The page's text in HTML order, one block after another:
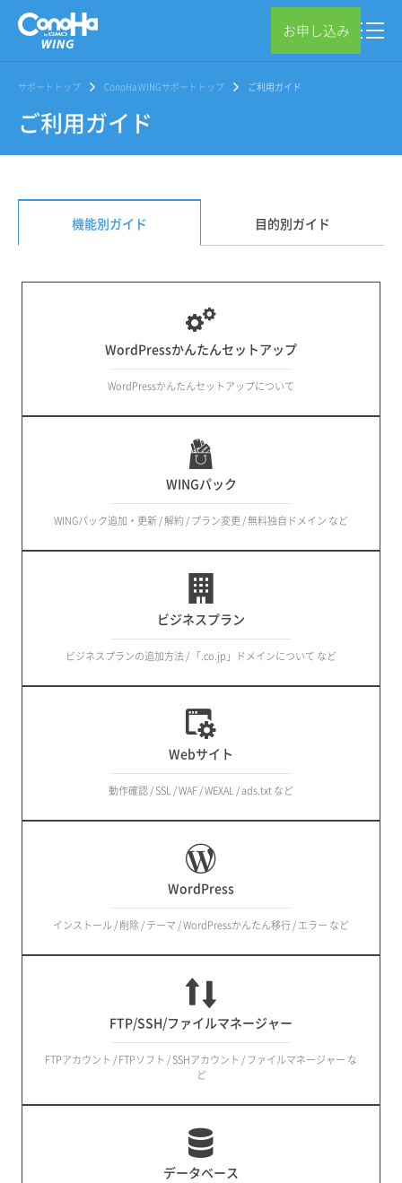
お申し込み
サポートトップ ConoHa WINGサポートトップ ご利用ガイド
ご利用ガイド
機能別ガイド 目的別ガイド
WordPressかんたんセットアップ
WordPressかんたんセットアップについて
WINGパック
WINGパック追加・更新 / 解約 / プラン変更 / 無料独自ドメイン など
ビジネスプラン
ビジネスプランの追加方法 / 「.co.jp」ドメインについて など
Webサイト
動作確認 / SSL / WAF / WEXAL / ads.txt など
WordPress
インストール / 削除 / テーマ / WordPressかんたん移行 / エラー など
FTP/SSH/ファイルマネージャー
FTPアカウント / FTPソフト / SSHアカウント / ファイルマネージャー な
ど
データベース